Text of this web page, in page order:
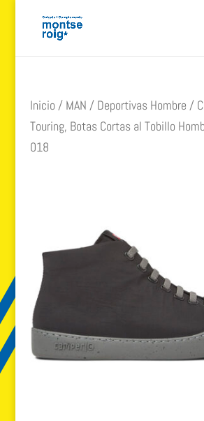
Inicio / MAN / Deportivas Hombre /
Touring, Botas Cortas al Tobillo
018